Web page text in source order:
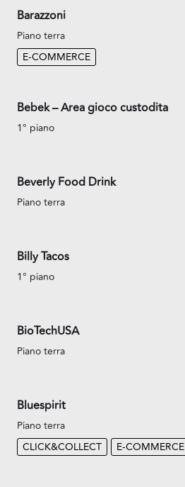
Barazzoni
Piano terra
E-COMMERCE
Bebek – Area gioco custodita
1° piano
Beverly Food Drink
Piano terra
Billy Tacos
1° piano
BioTechUSA
Piano terra
Bluespirit
Piano terra
CLICK&COLLECT
E-COMMERCE